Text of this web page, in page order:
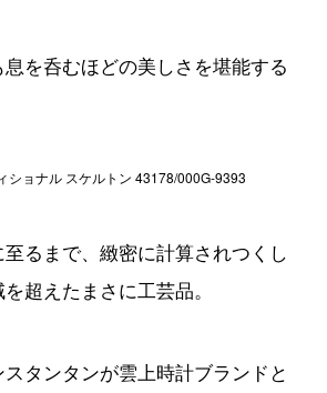
を呑むほどの美しさを堪能する
るまで、緻密に計算されつくし
超えたまさに工芸品。
タンタンが雲上時計ブランドと